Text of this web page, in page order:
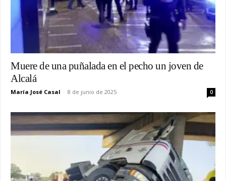
Muere de una puñalada en el pecho un joven de
Alcalá
María José Casal - 8 de junio de 2025 0